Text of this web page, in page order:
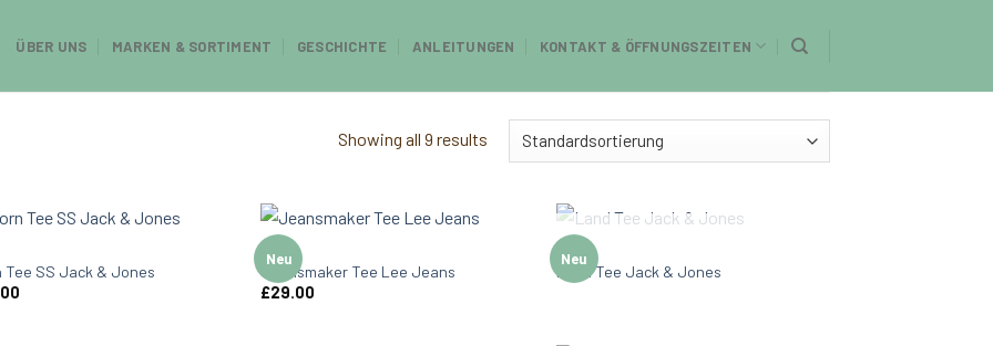
ÜBER UNS MARKEN & SORTIMENT GESCHICHTE ANLEITUNGEN KONTAKT & ÖFFNUNGSZEITEN
Showing all 9 results
Tee SS Jack & Jones
Neu
Jeansmaker Tee Lee Jeans
£29.00
Neu
Land Tee Jack & Jones